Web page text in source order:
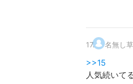
17. 名無し草
>>15
人気続いて